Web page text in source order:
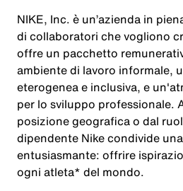
NIKE, Inc. è un’azienda in
di collaboratori che vogliono
offre un pacchetto
ambiente di lavoro informale,
eterogenea e inclusiva, e
per lo sviluppo professionale.
posizione geografica o dal
dipendente Nike condivide
entusiasmante: offrire
ogni atleta* del mondo.